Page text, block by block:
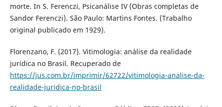
morte. In S. Ferenczi, Psicanálise IV (Obras completas de
Sandor Ferenczi). São Paulo: Martins Fontes. (Trabalho
original publicado em 1929).
Florenzano, F. (2017). Vitimologia: análise da realidade
jurídica no Brasil. Recuperado de
https://jus.com.br/imprimir/62722/vitimologia-analise-da-
realidade-juridica-no-brasil